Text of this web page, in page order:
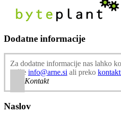
Dodatne informacije
Za dodatne informacije nas lahko
pošte info@arne.si ali preko
Kontakt
Naslov